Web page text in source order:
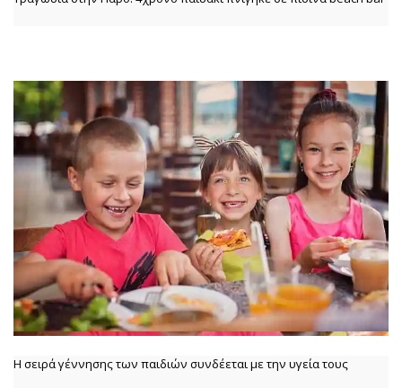
Η σειρά γέννησης των παιδιών συνδέεται με την υγεία τους